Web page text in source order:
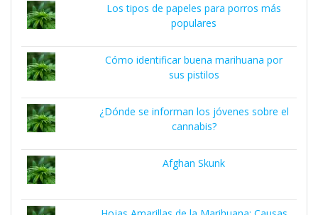
Los tipos de papeles para porros más
populares
Cómo identificar buena marihuana por
sus pistilos
¿Dónde se informan los jóvenes sobre el
cannabis?
Afghan Skunk